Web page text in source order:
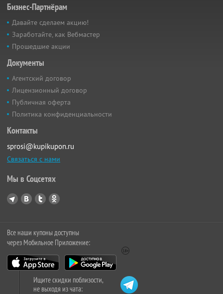
Бизнес-Партнёрам
Давайте сделаем акцию!
Заработайте, как Вебмастер
Прошедшие акции
Документы
Агентский договор
Лицензионный договор
Публичная оферта
Политика конфиденциальности
Контакты
sprosi@kupikupon.ru
Связаться с нами
Мы в Соцсетях
Все наши купоны доступны
через Мобильное Приложение:
Ищите скидки поблизости,
не выходя из чата: